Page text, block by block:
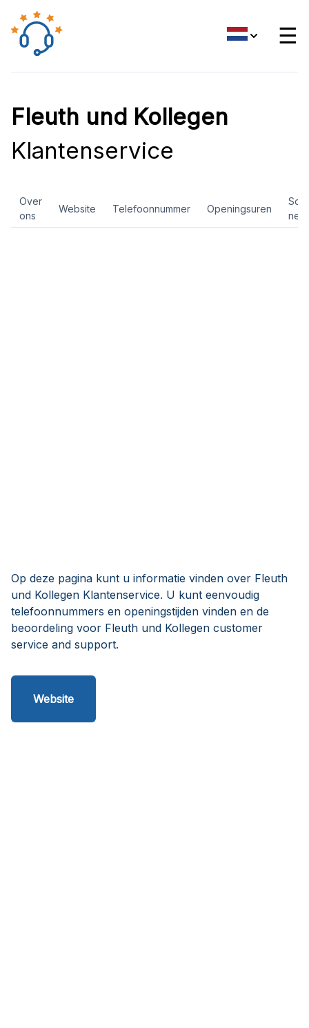
☰
Fleuth und Kollegen
Klantenservice
Over
ons
Website Telefoonnummer Openingsuren
Op deze pagina kunt u informatie vinden over Fleuth
und Kollegen Klantenservice. U kunt eenvoudig
telefoonnummers en openingstijden vinden en de
beoordeling voor Fleuth und Kollegen customer
service and support.
Website